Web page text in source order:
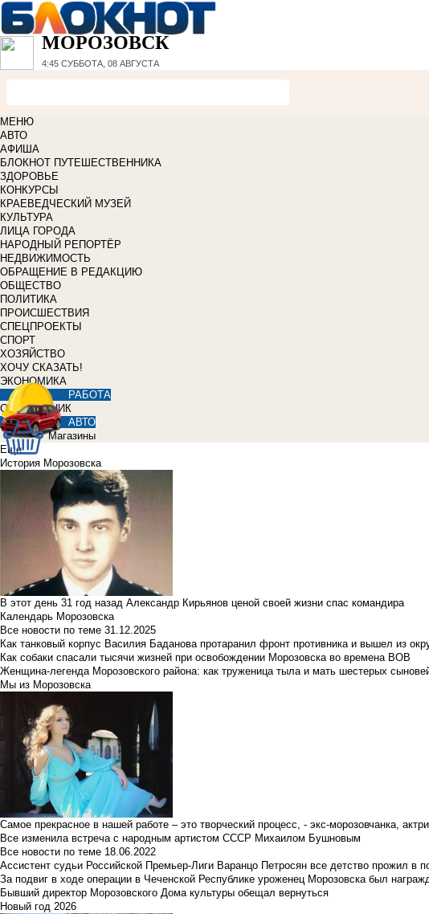
МОРОЗОВСК
4:45 СУББОТА, 08 АВГУСТА
МЕНЮ
АВТО
АФИША
БЛОКНОТ ПУТЕШЕСТВЕННИКА
ЗДОРОВЬЕ
КОНКУРСЫ
КРАЕВЕДЧЕСКИЙ МУЗЕЙ
КУЛЬТУРА
ЛИЦА ГОРОДА
НАРОДНЫЙ РЕПОРТЁР
НЕДВИЖИМОСТЬ
ОБРАЩЕНИЕ В РЕДАКЦИЮ
ОБЩЕСТВО
ПОЛИТИКА
ПРОИСШЕСТВИЯ
СПЕЦПРОЕКТЫ
СПОРТ
ХОЗЯЙСТВО
ХОЧУ СКАЗАТЬ!
ЭКОНОМИКА
РАБОТА
СПРАВОЧНИК
АВТО
Магазины
Еще
История Морозовска
В этот день 31 год назад Александр Кирьянов ценой своей жизни спас командира
Календарь Морозовска
Все новости по теме 31.12.2025
Как танковый корпус Василия Баданова протаранил фронт противника и вышел из
Как собаки спасали тысячи жизней при освобождении Морозовска во времена ВОВ
Женщина-легенда Морозовского района: как труженица тыла и мать шестерых
Мы из Морозовска
Самое прекрасное в нашей работе – это творческий процесс, - экс-морозовчанка,
Все изменила встреча с народным артистом СССР Михаилом Бушновым
Все новости по теме 18.06.2022
Ассистент судьи Российской Премьер-Лиги Варанцо Петросян все детство прожил в
За подвиг в ходе операции в Чеченской Республике уроженец Морозовска был
Бывший директор Морозовского Дома культуры обещал вернуться
Новый год 2026